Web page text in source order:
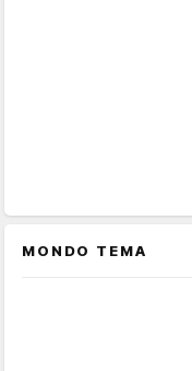
MONDO TEMA